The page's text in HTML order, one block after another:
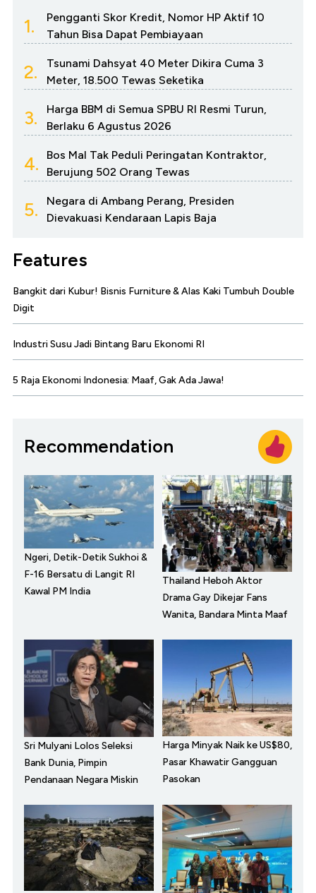
1.
Pengganti Skor Kredit, Nomor HP Aktif 10
Tahun Bisa Dapat Pembiayaan
2.
Tsunami Dahsyat 40 Meter Dikira Cuma 3
Meter, 18.500 Tewas Seketika
3.
Harga BBM di Semua SPBU RI Resmi Turun,
Berlaku 6 Agustus 2026
4.
Bos Mal Tak Peduli Peringatan Kontraktor,
Berujung 502 Orang Tewas
5.
Negara di Ambang Perang, Presiden
Dievakuasi Kendaraan Lapis Baja
Features
Bangkit dari Kubur! Bisnis Furniture & Alas Kaki Tumbuh Double
Digit
Industri Susu Jadi Bintang Baru Ekonomi RI
5 Raja Ekonomi Indonesia: Maaf, Gak Ada Jawa!
Recommendation
Ngeri, Detik-Detik Sukhoi &
F-16 Bersatu di Langit RI
Kawal PM India
Thailand Heboh Aktor
Drama Gay Dikejar Fans
Wanita, Bandara Minta Maaf
Sri Mulyani Lolos Seleksi
Bank Dunia, Pimpin
Pendanaan Negara Miskin
Harga Minyak Naik ke US$80,
Pasar Khawatir Gangguan
Pasokan